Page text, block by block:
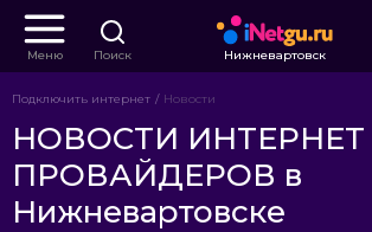
Меню Поиск Нижневартовск
Подключить интернет Новости
НОВОСТИ ИНТЕРНЕТ
ПРОВАЙДЕРОВ в
Нижневартовске